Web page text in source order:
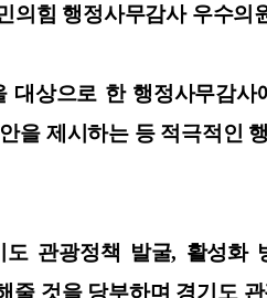
의힘 행정사무감사 우수의
상으로 한 행정사무감
을 제시하는 등 적극적인
관광정책 발굴, 활성화
것을 당부하며 경기도